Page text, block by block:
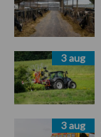
3 aug
3 aug